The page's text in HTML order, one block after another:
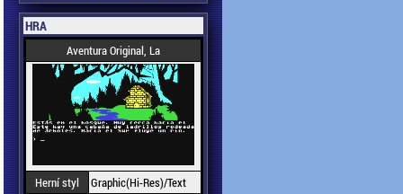
HRA
Aventura Original, La
Herní styl
Graphic(Hi-Res)/Text